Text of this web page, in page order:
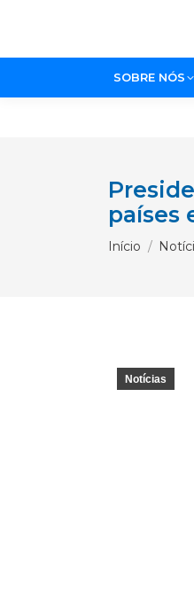
SOBRE NÓS
países
Início
Notícias